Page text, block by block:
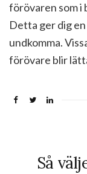
förövaren som i
Detta ger dig
undkomma.
förövare blir
Så